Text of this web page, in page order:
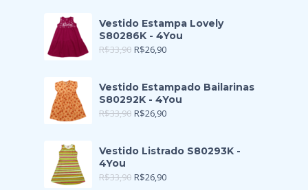
Vestido Estampa Lovely
S80286K - 4You
R$33,90 R$26,90
Vestido Estampado Bailarinas
S80292K - 4You
R$33,90 R$26,90
Vestido Listrado S80293K -
4You
R$33,90 R$26,90